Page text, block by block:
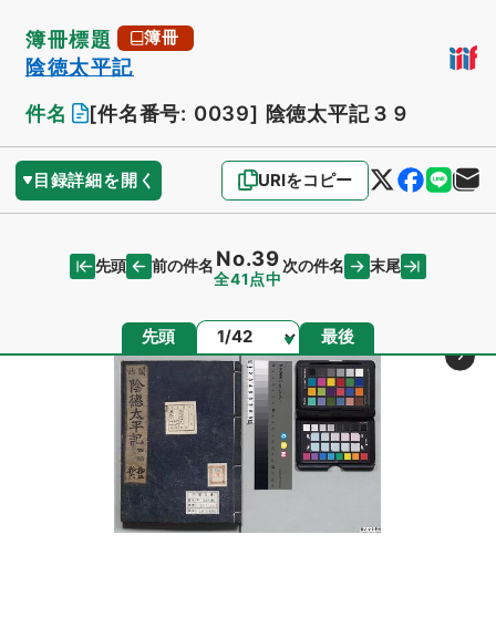
簿冊標題 簿冊
陰徳太平記
件名
[件名番号: 0039] 陰徳太平記３９
目録詳細を開く URIをコピー
先頭 前の件名 No.39
全41点中
次の件名 末尾
先頭 ページ 最後